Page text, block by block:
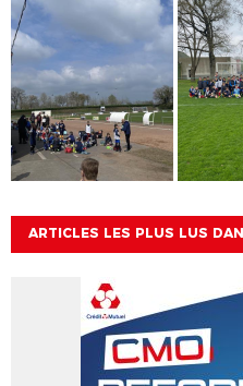
ARTICLES LES PLUS LUS